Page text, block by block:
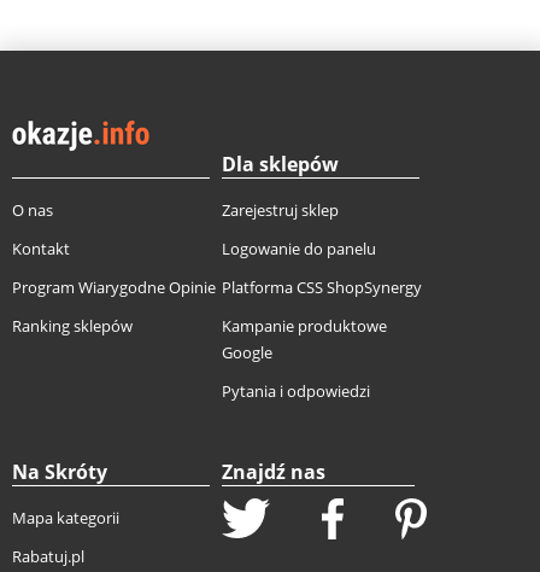
O nas
Kontakt
Program Wiarygodne Opinie
Ranking sklepów
Dla sklepów
Zarejestruj sklep
Logowanie do panelu
Platforma CSS ShopSynergy
Kampanie produktowe
Google
Pytania i odpowiedzi
Na Skróty
Mapa kategorii
Rabatuj.pl
Znajdź nas